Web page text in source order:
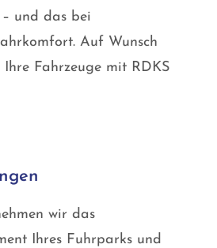
und das bei
Auf Wunsch
Ihre Fahrzeuge mit RDKS
wir das
Ihres Fuhrparks und